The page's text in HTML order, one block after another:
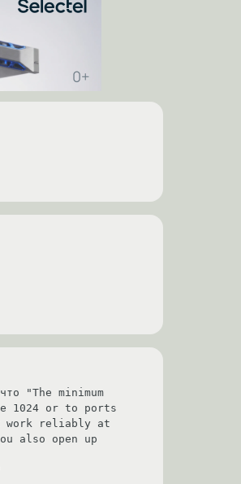
"The minimum
1024 or to ports
work reliably at
also open up